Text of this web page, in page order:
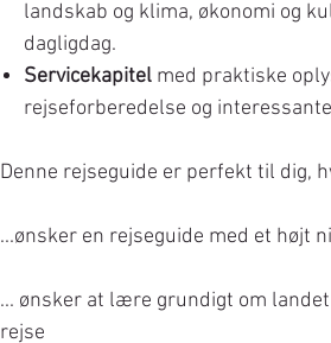
landskab og klima, økonomi og
dagligdag.
Servicekapitel med praktiske
rejseforberedelse og
Denne rejseguide er perfekt til dig,
...ønsker en rejseguide med et højt
... ønsker at lære grundigt om
rejse